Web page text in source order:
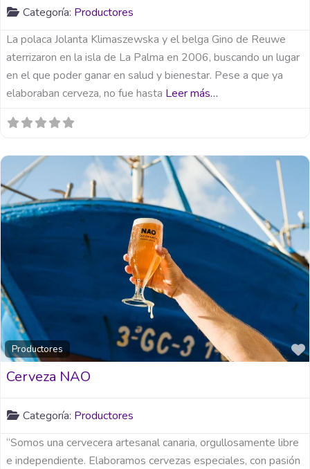
Categoría: Productores
La polaca Jolanta Klimaszewska y el belga Gino de Reuwe
aterrizaron en la isla de La Palma en 2006, buscando un lugar
en el que poder ganar en salud y bienestar. Pese a que ya
elaboraban cerveza, no fue hasta Leer más…
Productores
Cerveza NAO
Categoría: Productores
“Somos una cervecera artesanal canaria, orgullosamente libre
e independiente. Elaboramos cervezas especiales, con pasión